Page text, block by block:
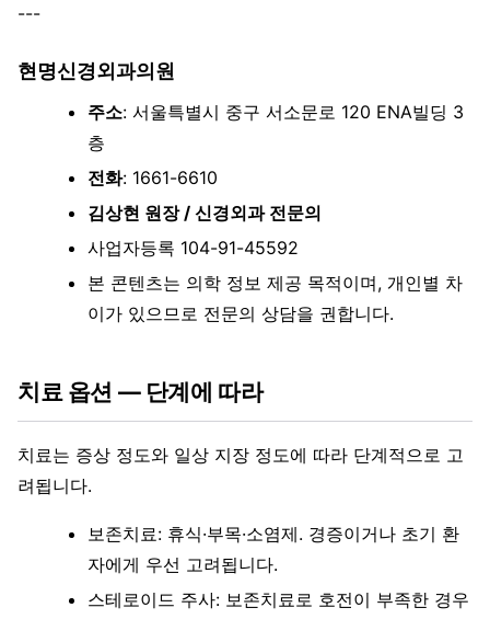
---
현명신경외과의원
주소: 서울특별시 중구 서소문로 120 ENA빌딩 3
층
전화: 1661-6610
김상현 원장 / 신경외과 전문의
사업자등록 104-91-45592
본 콘텐츠는 의학 정보 제공 목적이며, 개인별 차
이가 있으므로 전문의 상담을 권합니다.
치료 옵션 — 단계에 따라
치료는 증상 정도와 일상 지장 정도에 따라 단계적으로 고
려됩니다.
보존치료: 휴식·부목·소염제. 경증이거나 초기 환
자에게 우선 고려됩니다.
스테로이드 주사: 보존치료로 호전이 부족한 경우